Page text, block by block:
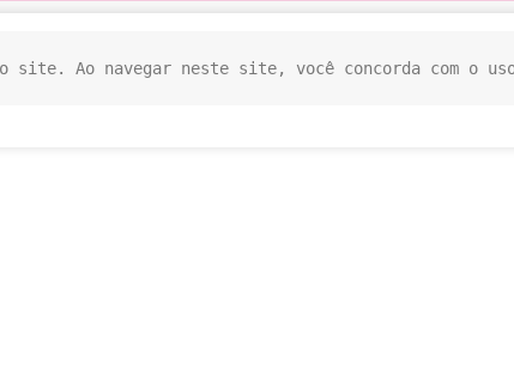
site. Ao navegar neste site, você concorda com o